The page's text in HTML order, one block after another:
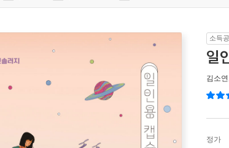
소득
일
김소연
정가